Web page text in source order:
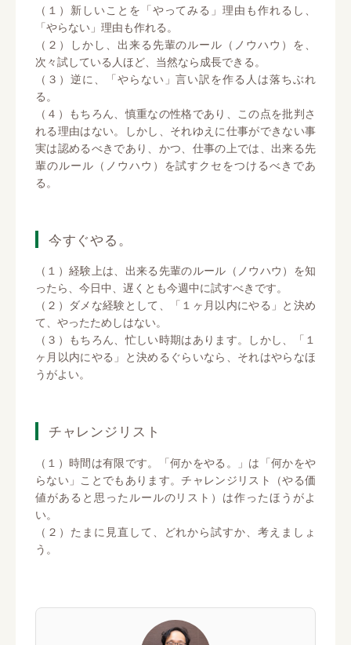
（１）新しいことを「やってみる」理由も作れるし、
「やらない」理由も作れる。
（２）しかし、出来る先輩のルール（ノウハウ）を、
次々試している人ほど、当然なら成長できる。
（３）逆に、「やらない」言い訳を作る人は落ちぶれ
る。
（４）もちろん、慎重なの性格であり、この点を批判さ
れる理由はない。しかし、それゆえに仕事ができない事
実は認めるべきであり、かつ、仕事の上では、出来る先
輩のルール（ノウハウ）を試すクセをつけるべきであ
る。
今すぐやる。
（１）経験上は、出来る先輩のルール（ノウハウ）を知
ったら、今日中、遅くとも今週中に試すべきです。
（２）ダメな経験として、「１ヶ月以内にやる」と決め
て、やったためしはない。
（３）もちろん、忙しい時期はあります。しかし、「１
ヶ月以内にやる」と決めるぐらいなら、それはやらなほ
うがよい。
チャレンジリスト
（１）時間は有限です。「何かをやる。」は「何かをや
らない」ことでもあります。チャレンジリスト（やる価
値があると思ったルールのリスト）は作ったほうがよ
い。
（２）たまに見直して、どれから試すか、考えましょ
う。